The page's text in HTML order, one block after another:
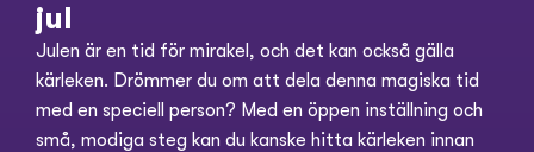
jul
Julen är en tid för mirakel, och det kan också gälla
kärleken. Drömmer du om att dela denna magiska tid
med en speciell person? Med en öppen inställning och
små, modiga steg kan du kanske hitta kärleken innan